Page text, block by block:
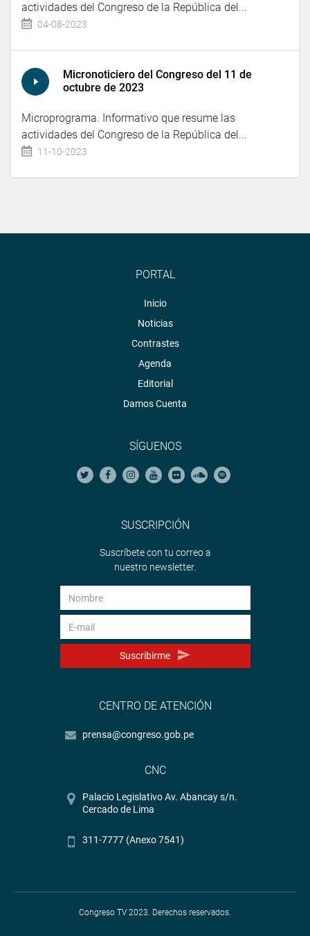
actividades del Congreso de la República del...
04-08-2023
Micronoticiero del Congreso del 11 de
octubre de 2023
Microprograma. Informativo que resume las
actividades del Congreso de la República del...
11-10-2023
PORTAL
Inicio
Noticias
Contrastes
Agenda
Editorial
Damos Cuenta
SÍGUENOS
SUSCRIPCIÓN
Suscríbete con tu correo a
nuestro newsletter.
Suscribirme
CENTRO DE ATENCIÓN
prensa@congreso.gob.pe
CNC
Palacio Legislativo Av. Abancay s/n.
Cercado de Lima
311-7777 (Anexo 7541)
Congreso TV 2023. Derechos reservados.